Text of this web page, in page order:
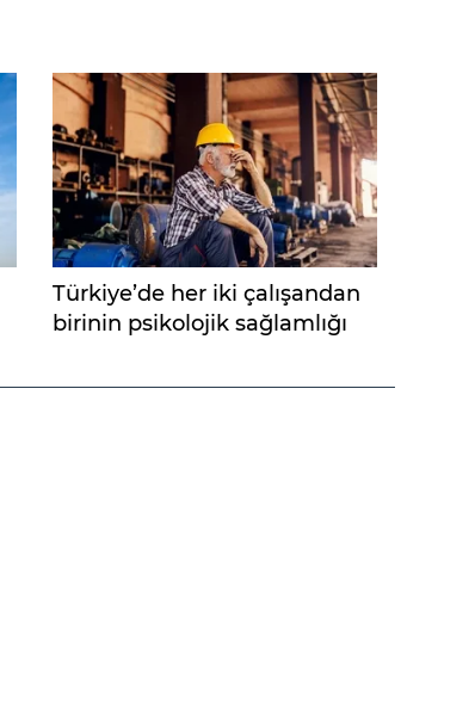
Türkiye’de her iki çalışandan
birinin psikolojik sağlamlığı